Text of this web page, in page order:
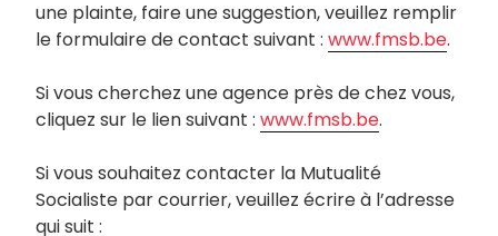
une plainte, faire une suggestion, veuillez remplir
le formulaire de contact suivant : www.fmsb.be.
Si vous cherchez une agence près de chez vous,
cliquez sur le lien suivant : www.fmsb.be.
Si vous souhaitez contacter la Mutualité
Socialiste par courrier, veuillez écrire à l’adresse
qui suit :